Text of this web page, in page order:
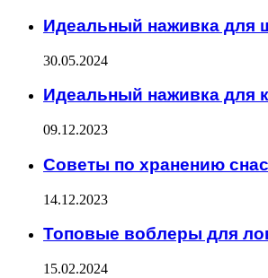
Идеальный наживка для
30.05.2024
Идеальный наживка для
09.12.2023
Советы по хранению
14.12.2023
Топовые воблеры для
15.02.2024